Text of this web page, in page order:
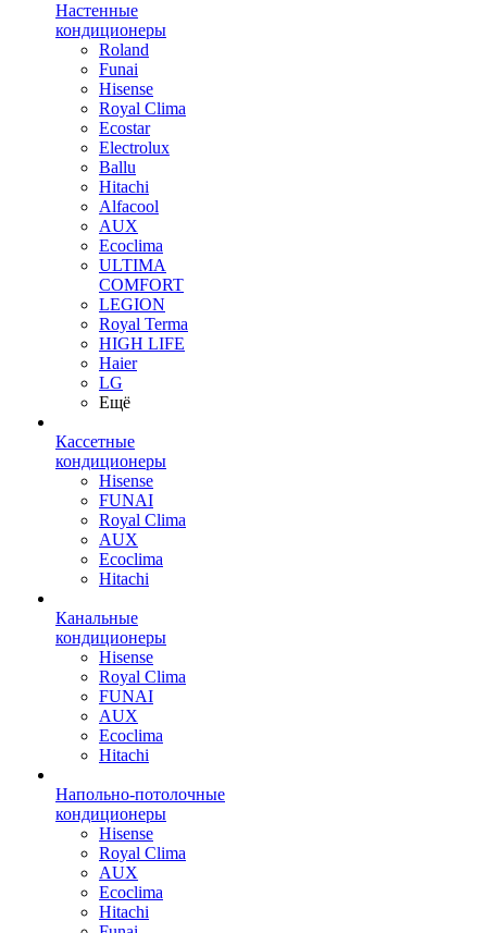
Настенные
кондиционеры
Roland
Funai
Hisense
Royal Clima
Ecostar
Electrolux
Ballu
Hitachi
Alfacool
AUX
Ecoclima
ULTIMA
COMFORT
LEGION
Royal Terma
HIGH LIFE
Haier
LG
Ещё
Кассетные
кондиционеры
Hisense
FUNAI
Royal Clima
AUX
Ecoclima
Hitachi
Канальные
кондиционеры
Hisense
Royal Clima
FUNAI
AUX
Ecoclima
Hitachi
Напольно-потолочные
кондиционеры
Hisense
Royal Clima
AUX
Ecoclima
Hitachi